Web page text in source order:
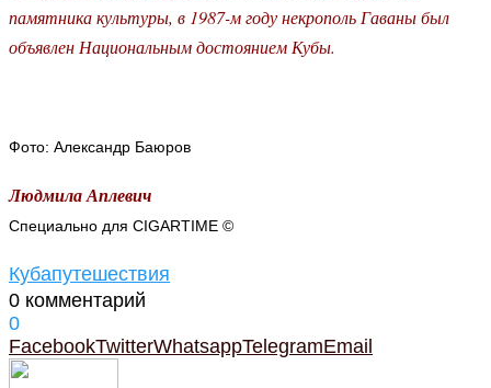
памятника культуры, в 1987-м году некрополь Гаваны был
объявлен Национальным достоянием Кубы.
Фото: Александр Баюров
Людмила Аплевич
Специально для CIGARTIME ©
Кубапутешествия
0 комментарий
0
FacebookTwitterWhatsappTelegramEmail